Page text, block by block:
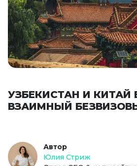
УЗБЕКИСТАН И КИТАЙ
ВЗАИМНЫЙ
Автор
Юлия Стриж